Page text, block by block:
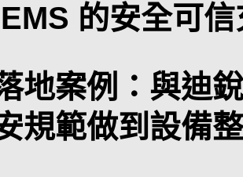
的安全可
地案例：與迪
規範做到設備